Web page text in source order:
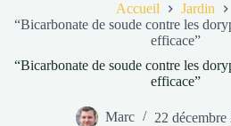
Accueil
Jardin
“Bicarbonate de soude contre les
efficace”
“Bicarbonate de soude contre les
efficace”
Marc 22 décembre